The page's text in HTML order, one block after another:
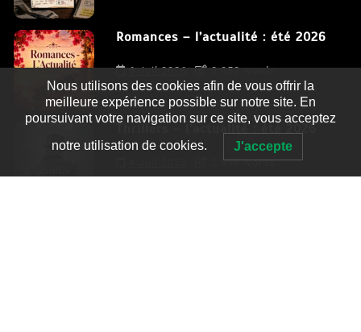
Romances – l’actualité : été 2026
6 Juil 2026 3 052 words
Thrillers – l’actualité : été 2026
2 995 words
Nous utilisons des cookies afin de vous offrir la
meilleure expérience possible sur notre site. En
poursuivant votre navigation sur ce site, vous acceptez
notre utilisation de cookies. J'accepte